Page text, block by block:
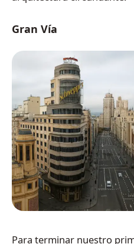
Gran Vía
Para terminar nuestro